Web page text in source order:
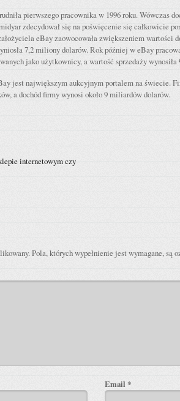
pierwszego pracownika w 1996 roku. Wówczas
zdecydował się na poświęcenie się całkowicie
eBay zaowocowała zwiększeniem wartości
7,2 miliony dolarów. Rok później w eBay
jako użytkownicy, a wartość sprzedaży
jest największym aukcyjnym portalem na świecie.
a dochód firmy wynosi około 9 miliardów dolarów.
internetowym czy
Pola, których wypełnienie jest wymagane, są
Email *